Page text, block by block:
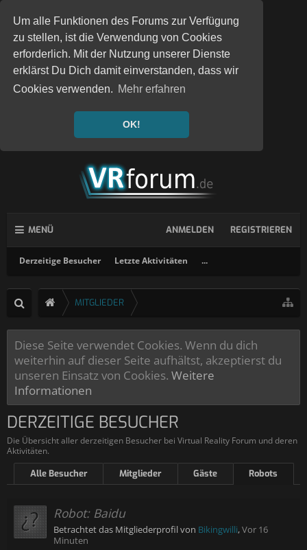
Um alle Funktionen des Forums zur Verfügung
zu stellen, ist die Verwendung von Cookies
erforderlich. Mit der Nutzung unserer Dienste
erklärst Du Dich damit einverstanden, dass wir
Cookies verwenden. Mehr erfahren
OK!
MENÜ
Derzeitige Besucher Letzte Aktivitäten ...
ANMELDEN REGISTRIEREN
MITGLIEDER
Diese Seite verwendet Cookies. Wenn du dich
weiterhin auf dieser Seite aufhältst, akzeptierst du
unseren Einsatz von Cookies. Weitere
Informationen
DERZEITIGE BESUCHER
Die Übersicht aller derzeitigen Besucher bei Virtual Reality Forum und deren
Aktivitäten.
Alle Besucher
Mitglieder Gäste Robots
Robot: Baidu
Betrachtet das Mitgliederprofil von Bikingwilli,Vor 16
Minuten